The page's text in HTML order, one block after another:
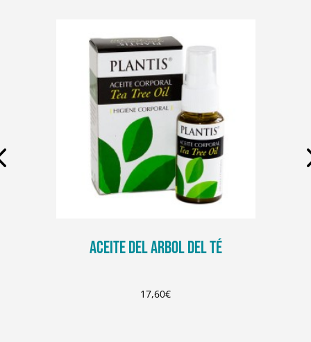
ACEITE DEL ARBOL DEL TÉ
17,60€